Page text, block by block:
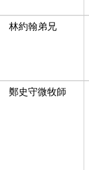
林約翰弟兄
鄭史守微牧師